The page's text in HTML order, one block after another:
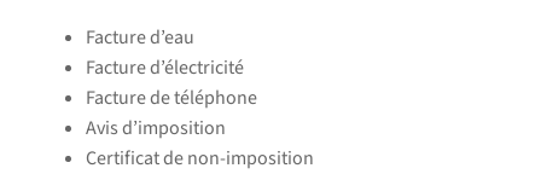
Facture d’eau
Facture d’électricité
Facture de téléphone
Avis d’imposition
Certificat de non-imposition